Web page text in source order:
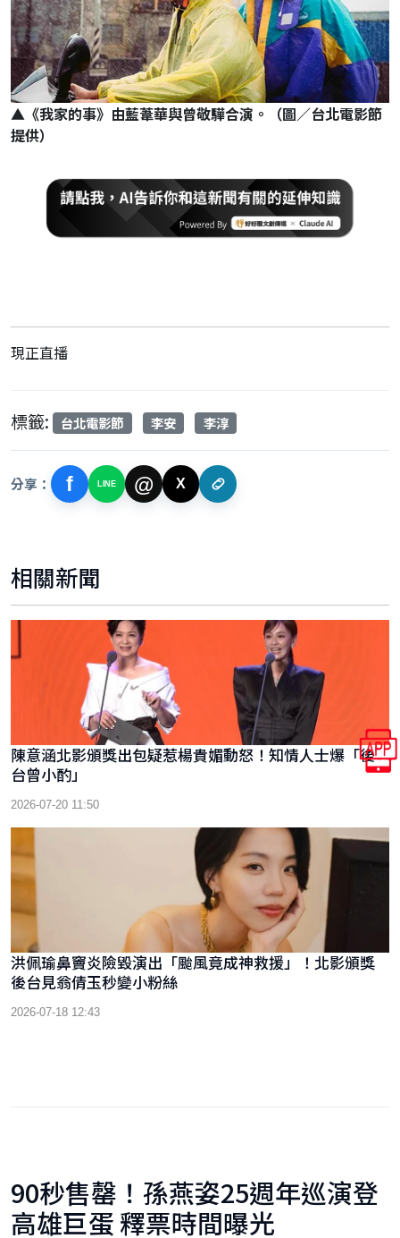
▲《我家的事》由藍葦華與曾敬驊合演。（圖／台北電影節
提供）
現正直播
標籤: 台北電影節 李安 李淳
分享： f LINE @ X
相關新聞
陳意涵北影頒獎出包疑惹楊貴媚動怒！知情人士爆「後
台曾小酌」
2026-07-20 11:50
洪佩瑜鼻竇炎險毀演出「颱風竟成神救援」！北影頒獎
後台見翁倩玉秒變小粉絲
2026-07-18 12:43
90秒售罄！孫燕姿25週年巡演登
高雄巨蛋 釋票時間曝光